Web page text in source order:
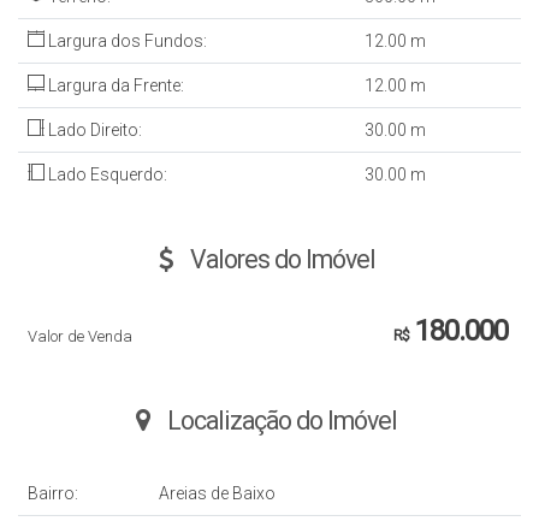
Largura dos Fundos: 12.00 m
Largura da Frente: 12.00 m
Lado Direito: 30.00 m
Lado Esquerdo: 30.00 m
Valores do Imóvel
R$180.000
Valor de Venda
Localização do Imóvel
Bairro: Areias de Baixo